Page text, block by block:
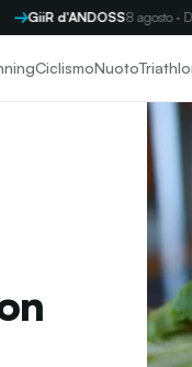
8 agosto · Domodossola
CiclismoNuoto